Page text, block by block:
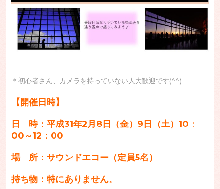
＊初心者さん、カメラを持っていない人大歓迎です(^^)
【開催日時】
日 時：平成31年2月8日（金）9 日（土）10：
00～12：00
場 所：サウンドエコー（定員5名）
持ち物：特にありません。